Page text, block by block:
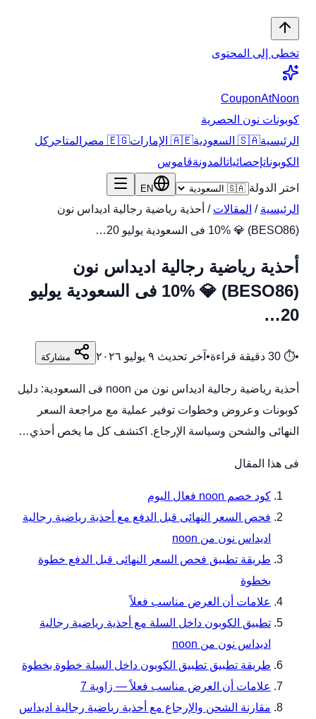
تخطى إلى المحتوى
CouponAtNoon
كوبونات نون الحصرية
الرئيسية🇸🇦 السعودية 🇦🇪 الإمارات 🇪🇬 مصر المتاجر كل
الكوبوناتإحصائياتالمدونةقاموس
اختر الدولة EN
الرئيسية / المقالات / أحذية رياضية رجالية اديداس نون
(BESO86) 💎 10% فى السعودية يوليو 20…
أحذية رياضية رجالية اديداس نون
(BESO86) 💎 10% فى السعودية يوليو
20…
•
⏱
30 دقيقة قراءة• آخر تحديث ٩ يوليو ٢٠٢٦ مشاركة
أحذية رياضية رجالية اديداس نون من noon فى السعودية: دليل
كوبونات وعروض وخطوات توفير عملية مع مراجعة السعر
النهائى والشحن وسياسة الإرجاع. اكتشف كل ما يخص أحذي…
فى هذا المقال
كود خصم noon فعال اليوم
فحص السعر النهائى قبل الدفع مع أحذية رياضية رجالية
اديداس نون من noon
طريقة تطبيق فحص السعر النهائى قبل الدفع خطوة
بخطوة
علامات أن العرض مناسب فعلاً
تطبيق الكوبون داخل السلة مع أحذية رياضية رجالية
اديداس نون من noon
طريقة تطبيق تطبيق الكوبون داخل السلة خطوة بخطوة
علامات أن العرض مناسب فعلاً — زاوية 7
مقارنة الشحن والإرجاع مع أحذية رياضية رجالية اديداس